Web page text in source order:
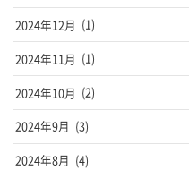
2024年12月 (1)
2024年11月 (1)
2024年10月 (2)
2024年9月 (3)
2024年8月 (4)